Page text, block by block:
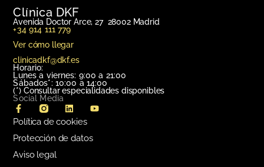
Clínica DKF
Avenida Doctor Arce, 27 28002 Madrid
+34 914 111 779
Ver cómo llegar
clinicadkf@dkf.es
Horario:
Lunes a viernes: 9:00 a 21:00
Sábados*: 10:00 a 14:00
(*) Consultar especialidades disponibles
Social Media
Política de cookies
Protección de datos
Aviso legal